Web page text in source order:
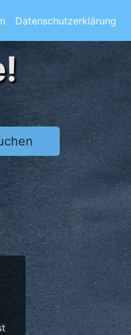
Datenschutzerklärung